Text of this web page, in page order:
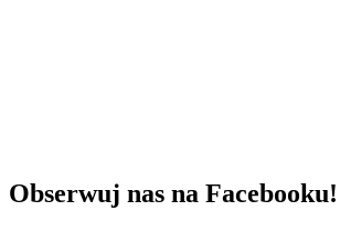
Obserwuj nas na Facebooku!